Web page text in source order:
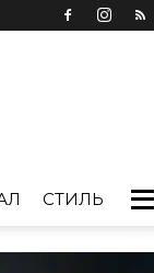
СТИЛЬ